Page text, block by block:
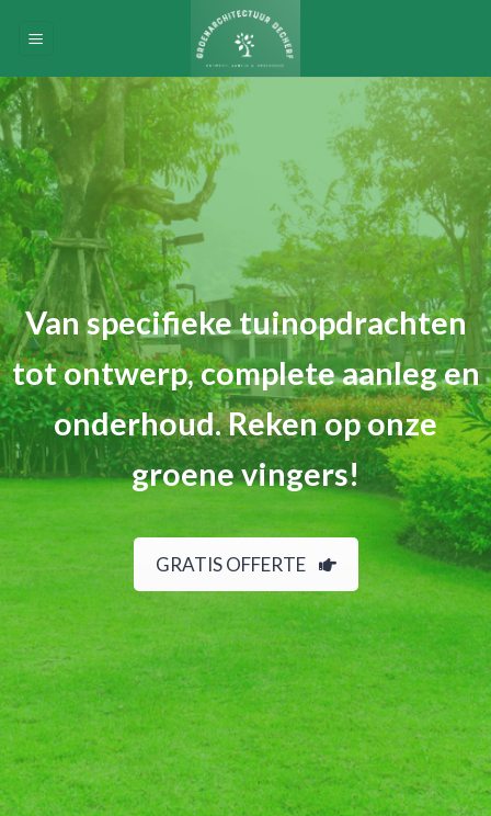
Van specifieke tuinopdrachten
tot ontwerp, complete aanleg en
onderhoud. Reken op onze
groene vingers!
GRATIS OFFERTE